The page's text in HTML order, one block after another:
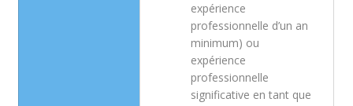
expérience
professionnelle d’un an
minimum) ou
expérience
professionnelle
significative en tant que